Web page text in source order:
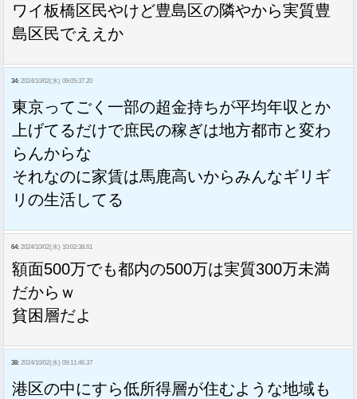
ワイ板橋区民やけど豊島区の隣やから実質豊
島区民でええか
34: 2024/10/02(水) 09:05:37.20
東京ってごく一部の超金持ちが平均年収とか
上げてるだけで庶民の稼ぎは地方都市と変わ
らんからな
それなのに家賃は馬鹿高いからみんなギリギ
リの生活してる
64: 2024/10/02(水) 10:02:38.61
額面500万でも都内の500万は実質300万未満
だからｗ
貧困層だよ
38: 2024/10/02(水) 09:11:46.37
港区の中にすら低所得層が住むような地域も